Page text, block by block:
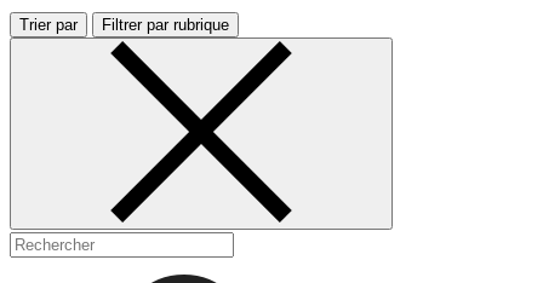
Trier par Filtrer par rubrique